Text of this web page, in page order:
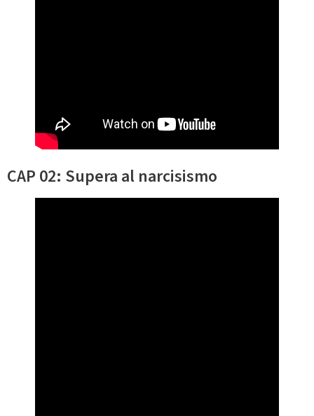
CAP 02: Supera al narcisismo